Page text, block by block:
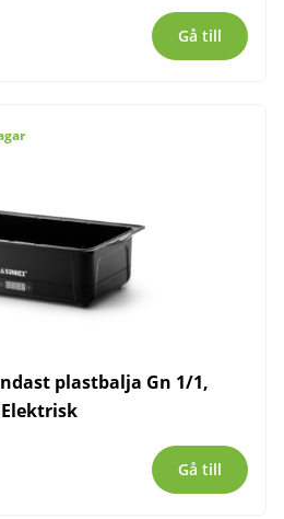
Gå till
plastbalja Gn 1/1,
Elektrisk
Gå till